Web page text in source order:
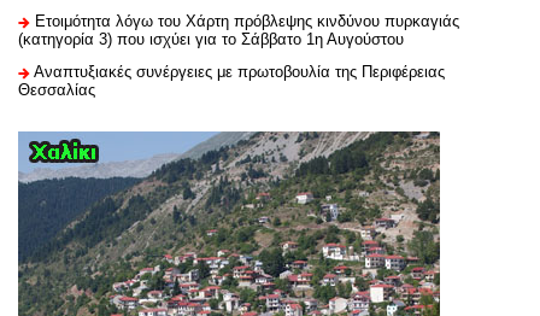
Ετοιμότητα λόγω του Χάρτη πρόβλεψης κινδύνου πυρκαγιάς
(κατηγορία 3) που ισχύει για το Σάββατο 1η Αυγούστου
Αναπτυξιακές συνέργειες με πρωτοβουλία της Περιφέρειας
Θεσσαλίας